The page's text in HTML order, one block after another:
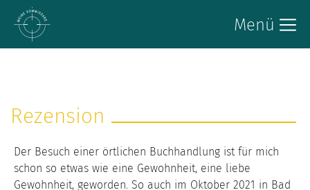
Menü
Rezension
Der Besuch einer örtlichen Buchhandlung ist für mich
schon so etwas wie eine Gewohnheit, eine liebe
Gewohnheit, geworden. So auch im Oktober 2021 in Bad